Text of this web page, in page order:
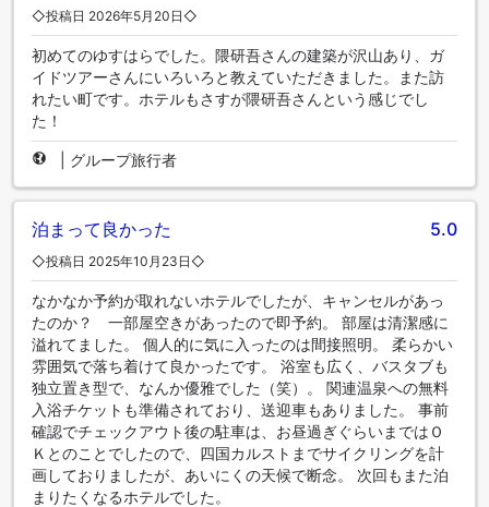
◇投稿日 2026年5月20日◇
初めてのゆすはらでした。隈研吾さんの建築が沢山あり、ガ
イドツアーさんにいろいろと教えていただきました。また訪
れたい町です。ホテルもさすが隈研吾さんという感じでし
た！
グループ旅行者
泊まって良かった 5.0
◇投稿日 2025年10月23日◇
なかなか予約が取れないホテルでしたが、キャンセルがあっ
たのか？ 一部屋空きがあったので即予約。 部屋は清潔感に
溢れてました。 個人的に気に入ったのは間接照明。 柔らかい
雰囲気で落ち着けて良かったです。 浴室も広く、バスタブも
独立置き型で、なんか優雅でした（笑）。 関連温泉への無料
入浴チケットも準備されており、送迎車もありました。 事前
確認でチェックアウト後の駐車は、お昼過ぎぐらいまではＯ
Ｋとのことでしたので、四国カルストまでサイクリングを計
画しておりましたが、あいにくの天候で断念。 次回もまた泊
まりたくなるホテルでした。